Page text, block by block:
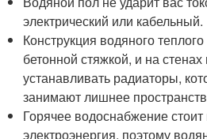
электрический или кабельный.
Конструкция водяного
бетонной стяжкой, и на
устанавливать радиаторы,
занимают лишнее
Горячее водоснабжение
электроэнергия, поэтому